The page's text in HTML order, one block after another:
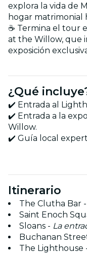
explora la vida de
hogar matrimonial
☕ Termina el tour
at the Willow, que
exposición
¿Qué
✔️ Entrada al
✔️ Entrada a la
Willow.
✔️ Guía local
Itinerario
The Clutha Bar -
Saint Enoch
Sloans - La
Buchanan
The Lighthouse